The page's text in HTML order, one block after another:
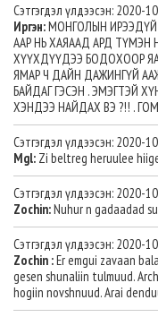
Сэтгэгдэл үлдээсэн: 2020-
Иргэн:МОНГОЛЫН ИРЭЭДҮЙ
ААР НЬ ХАЯААД АРД
ХҮҮХДҮҮДЭЭ БОДОХООР
ЯМАР Ч ДАЙН ДАЖИНГҮЙ
БАЙДАГ ГЭСЭН . ЭМЭГТЭЙ
ХЭНДЭЭ НАЙДАХ ВЭ ?!! .
Сэтгэгдэл үлдээсэн: 2020-
Mgl: Zi beltreg heruulee
Сэтгэгдэл үлдээсэн: 2020-
Zochin:Nuhur n gadaadad
Сэтгэгдэл үлдээсэн: 2020-
Zochin :Er emgui zavaan
gesen shunaliin tulmuud.
hogiin novshnuud. Arai